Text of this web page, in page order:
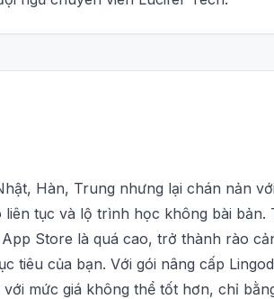
Hàn, Trung nhưng lại chán nản
tục và lộ trình học không bài
Store là quá cao, trở thành rào
tiêu của bạn. Với gói nâng cấp
mức giá không thể tốt hơn, chỉ